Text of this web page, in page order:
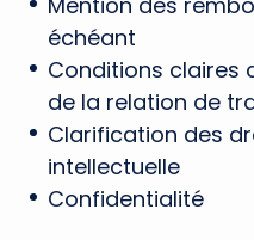
échéant
Conditions claires
de la relation de
Clarification des
intellectuelle
Confidentialité